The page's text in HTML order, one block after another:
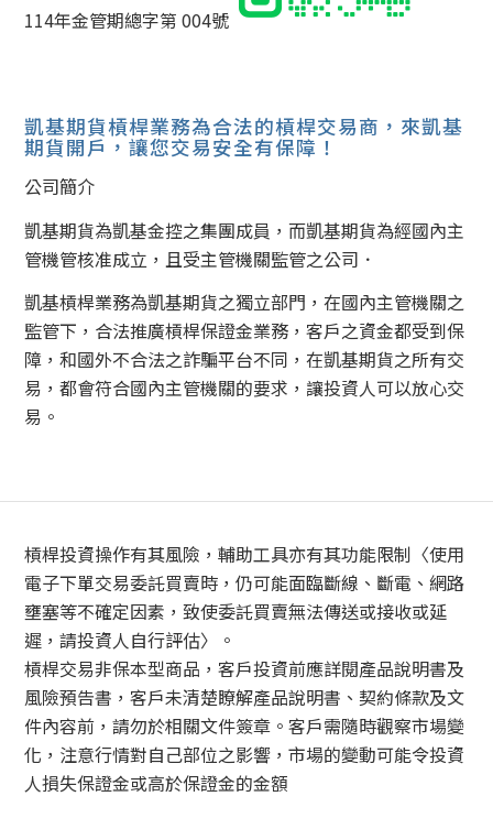
114年金管期總字第 004號
凱基期貨槓桿業務為合法的槓桿交易商，來凱基
期貨開戶，讓您交易安全有保障！
公司簡介
凱基期貨為凱基金控之集團成員，而凱基期貨為經國內主
管機管核准成立，且受主管機關監管之公司．
凱基槓桿業務為凱基期貨之獨立部門，在國內主管機關之
監管下，合法推廣槓桿保證金業務，客戶之資金都受到保
障，和國外不合法之詐騙平台不同，在凱基期貨之所有交
易，都會符合國內主管機關的要求，讓投資人可以放心交
易。
槓桿投資操作有其風險，輔助工具亦有其功能限制〈使用
電子下單交易委託買賣時，仍可能面臨斷線、斷電、網路
壅塞等不確定因素，致使委託買賣無法傳送或接收或延
遲，請投資人自行評估〉。
槓桿交易非保本型商品，客戶投資前應詳閱產品說明書及
風險預告書，客戶未清楚瞭解產品說明書、契約條款及文
件內容前，請勿於相關文件簽章。客戶需隨時觀察市場變
化，注意行情對自己部位之影響，市場的變動可能令投資
人損失保證金或高於保證金的金額